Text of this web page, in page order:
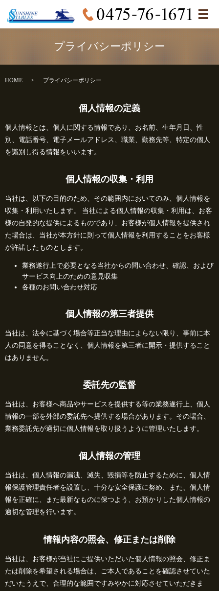
メ
プライバシーポリシー
HOME プライバシーポリシー
個人情報の定義
個人情報とは、個人に関する情報であり、お名前、生年月日、性
別、電話番号、電子メールアドレス、職業、勤務先等、特定の個人
を識別し得る情報をいいます。
個人情報の収集・利用
当社は、以下の目的のため、その範囲内においてのみ、個人情報を
収集・利用いたします。 当社による個人情報の収集・利用は、お客
様の自発的な提供によるものであり、お客様が個人情報を提供され
た場合は、当社が本方針に則って個人情報を利用することをお客様
が許諾したものとします。
業務遂行上で必要となる当社からの問い合わせ、確認、および
サービス向上のための意見収集
各種のお問い合わせ対応
個人情報の第三者提供
当社は、法令に基づく場合等正当な理由によらない限り、事前に本
人の同意を得ることなく、個人情報を第三者に開示・提供すること
はありません。
委託先の監督
当社は、お客様へ商品やサービスを提供する等の業務遂行上、個人
情報の一部を外部の委託先へ提供する場合があります。その場合、
業務委託先が適切に個人情報を取り扱うように管理いたします。
個人情報の管理
当社は、個人情報の漏洩、滅失、毀損等を防止するために、個人情
報保護管理責任者を設置し、十分な安全保護に努め、また、個人情
報を正確に、また最新なものに保つよう、お預かりした個人情報の
適切な管理を行います。
情報内容の照会、修正または削除
当社は、お客様が当社にご提供いただいた個人情報の照会、修正ま
たは削除を希望される場合は、ご本人であることを確認させていた
だいたうえで、合理的な範囲ですみやかに対応させていただきま